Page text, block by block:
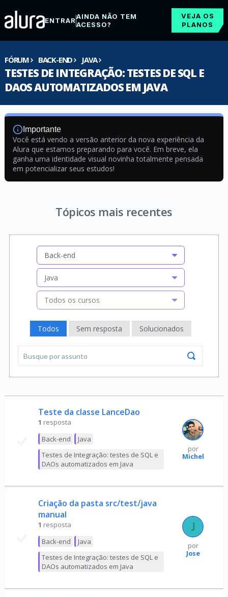
ENTRARAINDA NÃO TEM
ACESSO?
VEJA OS
PLANOS
FÓRUM BACK-END JAVA
TESTES DE INTEGRAÇÃO: TESTES DE SQL E
DAOS AUTOMATIZADOS EM JAVA
Importante
Você está vendo a versão anterior da nova experiência da
Alura que estamos preparando para você. Em breve, ela
ganha uma identidade visual novinha totalmente pensada
em potencializar seus estudos!
Tópicos mais recentes
Back-end
Java
Todos os cursos
Todos Sem resposta Solucionados
Teste da classe LanceDao
1 resposta
Back-end
Java
Testes de Integração: testes de SQL e
DAOs automatizados em Java
por
Michel
Criação da pasta src/test/java
manual
1 resposta
Back-end
Java
Testes de Integração: testes de SQL e
DAOs automatizados em Java
por
Jose